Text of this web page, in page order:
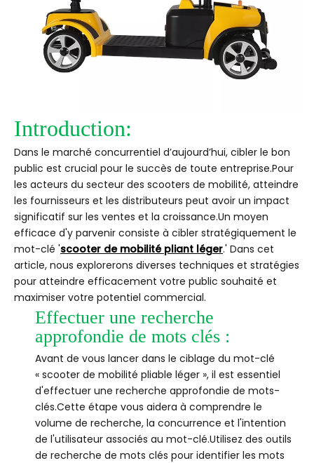
Introduction:
Dans le marché concurrentiel d’aujourd’hui, cibler le bon
public est crucial pour le succès de toute entreprise.Pour
les acteurs du secteur des scooters de mobilité, atteindre
les fournisseurs et les distributeurs peut avoir un impact
significatif sur les ventes et la croissance.Un moyen
efficace d'y parvenir consiste à cibler stratégiquement le
mot-clé 'scooter de mobilité pliant léger.' Dans cet
article, nous explorerons diverses techniques et stratégies
pour atteindre efficacement votre public souhaité et
maximiser votre potentiel commercial.
Effectuer une recherche
approfondie de mots clés :
Avant de vous lancer dans le ciblage du mot-clé
« scooter de mobilité pliable léger », il est essentiel
d'effectuer une recherche approfondie de mots-
clés.Cette étape vous aidera à comprendre le
volume de recherche, la concurrence et l'intention
de l'utilisateur associés au mot-clé.Utilisez des outils
de recherche de mots clés pour identifier les mots